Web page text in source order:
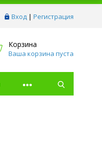
Вход | Регистрация
Корзина
Ваша корзина пуста